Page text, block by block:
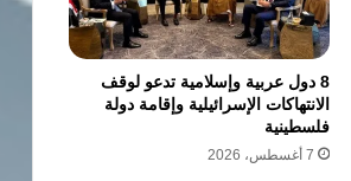
8 دول عربية وإسلامية تدعو لوقف
الانتهاكات الإسرائيلية وإقامة دولة
فلسطينية
7 أغسطس، 2026